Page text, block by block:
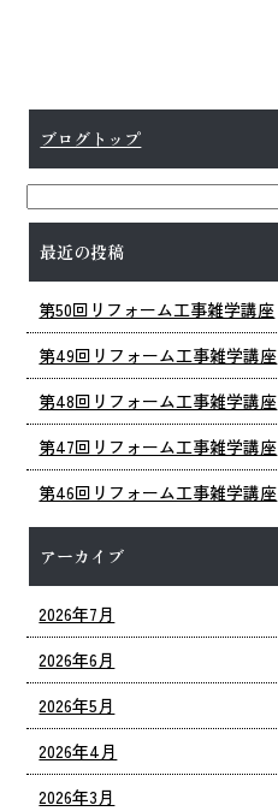
ブログトップ
最近の投稿
第50回リフォーム工事雑学講座
第49回リフォーム工事雑学講座
第48回リフォーム工事雑学講座
第47回リフォーム工事雑学講座
第46回リフォーム工事雑学講座
アーカイブ
2026年7月
2026年6月
2026年5月
2026年4月
2026年3月